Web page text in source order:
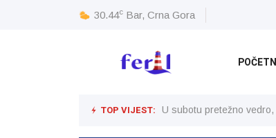
30.44c Bar, Crna Gora
TOP VIJEST: U subotu pretežno